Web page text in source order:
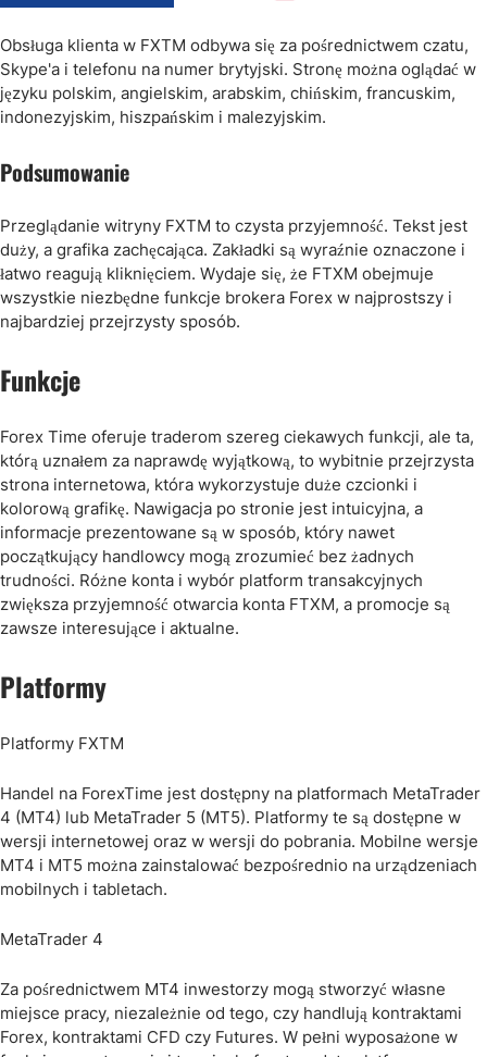
Obsługa klienta w FXTM odbywa się za pośrednictwem czatu,
Skype'a i telefonu na numer brytyjski. Stronę można oglądać w
języku polskim, angielskim, arabskim, chińskim, francuskim,
indonezyjskim, hiszpańskim i malezyjskim.
Podsumowanie
Przeglądanie witryny FXTM to czysta przyjemność. Tekst jest
duży, a grafika zachęcająca. Zakładki są wyraźnie oznaczone i
łatwo reagują kliknięciem. Wydaje się, że FTXM obejmuje
wszystkie niezbędne funkcje brokera Forex w najprostszy i
najbardziej przejrzysty sposób.
Funkcje
Forex Time oferuje traderom szereg ciekawych funkcji, ale ta,
którą uznałem za naprawdę wyjątkową, to wybitnie przejrzysta
strona internetowa, która wykorzystuje duże czcionki i
kolorową grafikę. Nawigacja po stronie jest intuicyjna, a
informacje prezentowane są w sposób, który nawet
początkujący handlowcy mogą zrozumieć bez żadnych
trudności. Różne konta i wybór platform transakcyjnych
zwiększa przyjemność otwarcia konta FTXM, a promocje są
zawsze interesujące i aktualne.
Platformy
Platformy FXTM
Handel na ForexTime jest dostępny na platformach MetaTrader
4 (MT4) lub MetaTrader 5 (MT5). Platformy te są dostępne w
wersji internetowej oraz w wersji do pobrania. Mobilne wersje
MT4 i MT5 można zainstalować bezpośrednio na urządzeniach
mobilnych i tabletach.
MetaTrader 4
Za pośrednictwem MT4 inwestorzy mogą stworzyć własne
miejsce pracy, niezależnie od tego, czy handlują kontraktami
Forex, kontraktami CFD czy Futures. W pełni wyposażone w